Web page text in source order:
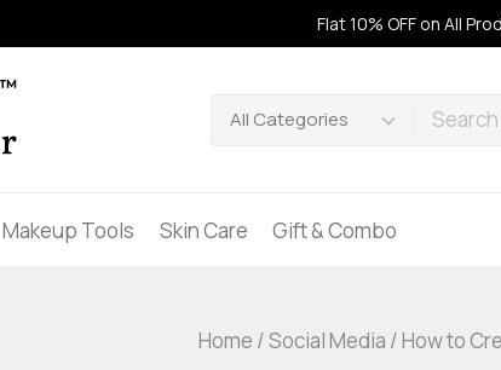
Flat 10% OFF on All
Makeup Tools Skin Care Gift & Combo
Home /Social Media /How to